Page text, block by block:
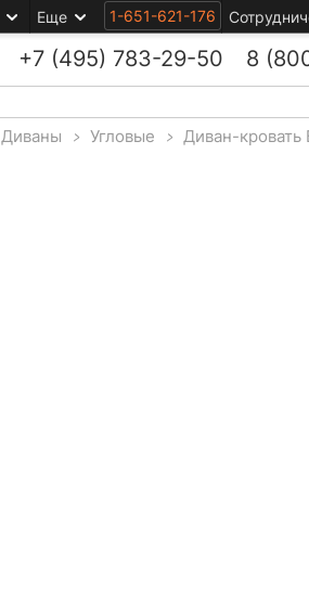
Еще 1-651-621-176
+7 (495) 783-29-50 8
Диваны > Угловые > Диван-кровать